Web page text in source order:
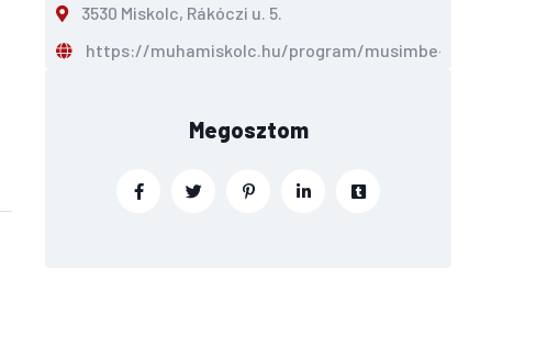
3530 Miskolc, Rákóczi u. 5.
https://muhamiskolc.hu/program/musimbe-dennis-
Megosztom